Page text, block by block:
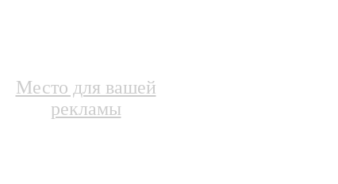
Место для вашей
рекламы